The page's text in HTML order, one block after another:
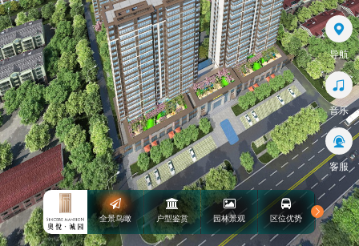
客服
音乐
导航
全景鸟瞰 户型鉴赏 园林景观 区位优势 品牌楼书